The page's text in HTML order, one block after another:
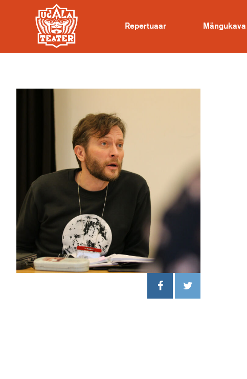
Repertuaar Mängukava